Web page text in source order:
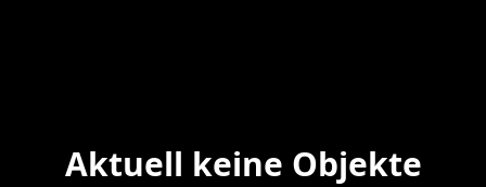
Aktuell keine Objekte